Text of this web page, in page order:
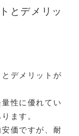
とデメリッ
デメリットが
性に優れてい
ます。
価ですが、耐